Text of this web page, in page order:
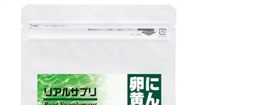
キッチン・雑貨・日用品
家具・収納
美容・健康通販すべて
制服・スクール
寝具・ベッド
美容・健康・サプリメント
制服・スクールすべて
大きいサイズ